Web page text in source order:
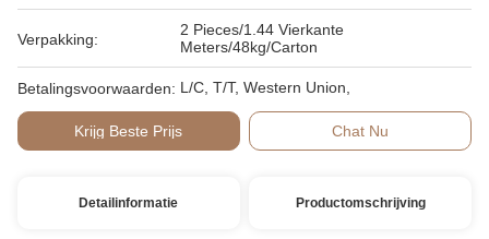
Verpakking:
2 Pieces/1.44 Vierkante
Meters/48kg/Carton
Betalingsvoorwaarden: L/C, T/T, Western Union,
Krijg Beste Prijs Chat Nu
Detailinformatie Productomschrijving